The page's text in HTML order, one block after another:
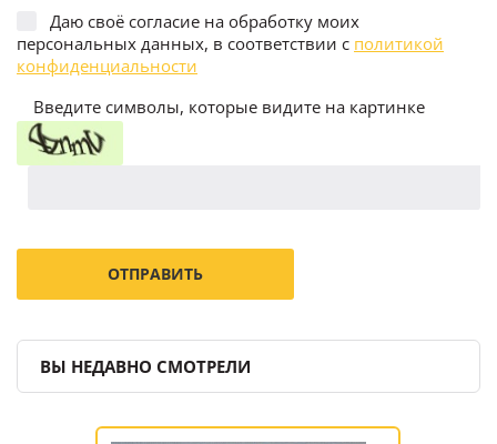
Даю своё согласие на обработку моих
персональных данных, в соответствии с политикой
конфиденциальности
Введите символы, которые видите на картинке
ВЫ НЕДАВНО СМОТРЕЛИ